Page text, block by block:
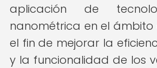
aplicación de
nanométrica en el
el fin de mejorar la
y la funcionalidad de los